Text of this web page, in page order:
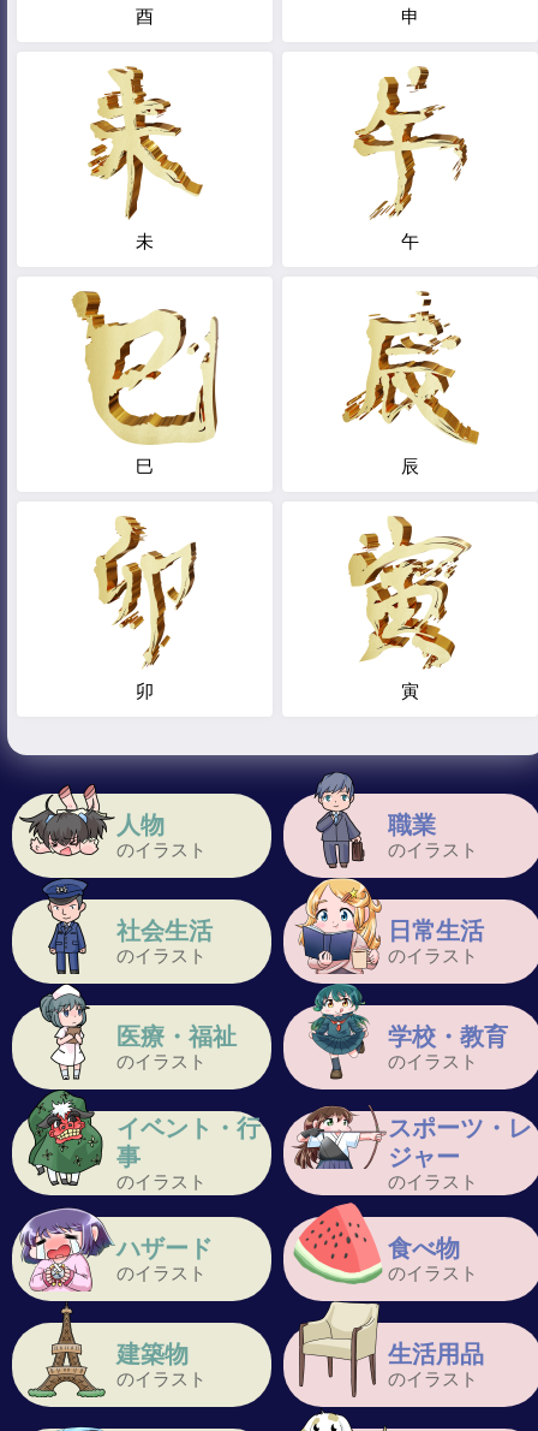
人物
のイラスト
職業
のイラスト
社会生活
のイラスト
日常生活
のイラスト
医療・福祉
のイラスト
学校・教育
のイラスト
イベント・行
事
のイラスト
スポーツ・レ
ジャー
のイラスト
ハザード
のイラスト
食べ物
のイラスト
建築物
のイラスト
生活用品
のイラスト
酉 申
未 午
巳 辰
卯 寅